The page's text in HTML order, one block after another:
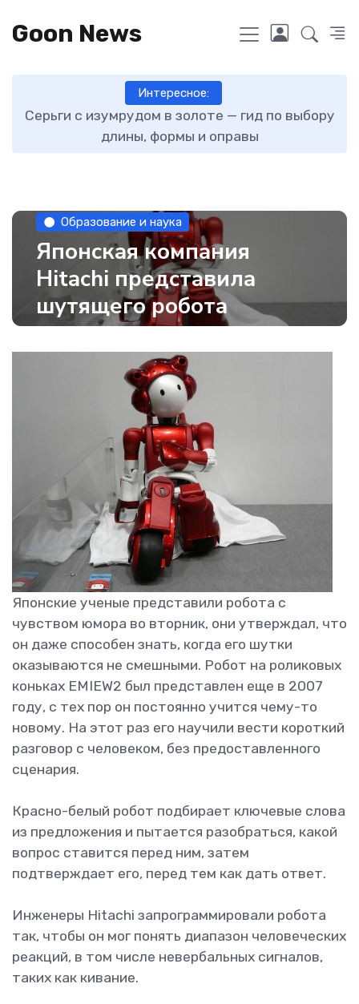
Goon News
Интересное:
Серьги с изумрудом в золоте — гид по выбору
длины, формы и оправы
Образование и наука
Японская компания
Hitachi представила
шутящего робота
Японские ученые представили робота с
чувством юмора во вторник, они утверждал, что
он даже способен знать, когда его шутки
оказываются не смешными. Робот на роликовых
коньках EMIEW2 был представлен еще в 2007
году, с тех пор он постоянно учится чему-то
новому. На этот раз его научили вести короткий
разговор с человеком, без предоставленного
сценария.
Красно-белый робот подбирает ключевые слова
из предложения и пытается разобраться, какой
вопрос ставится перед ним, затем
подтверждает его, перед тем как дать ответ.
Инженеры Hitachi запрограммировали робота
так, чтобы он мог понять диапазон человеческих
реакций, в том числе невербальных сигналов,
таких как кивание.